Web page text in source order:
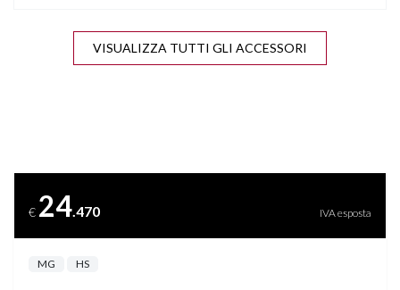
APPLE CARPLAY & ANDROID AUTO
BLIND SPOT ASSIST
VISUALIZZA TUTTI GLI ACCESSORI
€ 24.470 IVA esposta
MG HS